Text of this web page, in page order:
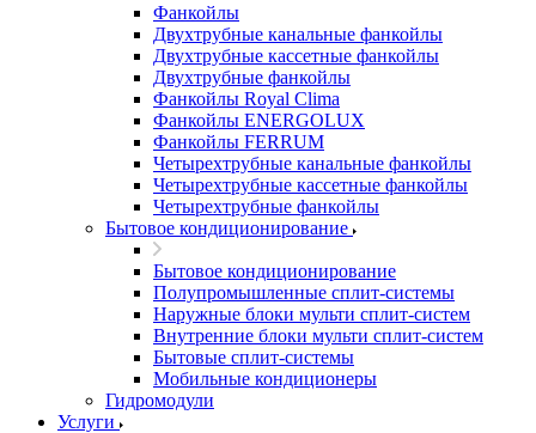
Фанкойлы
Двухтрубные канальные фанкойлы
Двухтрубные кассетные фанкойлы
Двухтрубные фанкойлы
Фанкойлы Royal Clima
Фанкойлы ENERGOLUX
Фанкойлы FERRUM
Четырехтрубные канальные фанкойлы
Четырехтрубные кассетные фанкойлы
Четырехтрубные фанкойлы
Бытовое кондиционирование
Бытовое кондиционирование
Полупромышленные сплит-системы
Наружные блоки мульти сплит-систем
Внутренние блоки мульти сплит-систем
Бытовые сплит-системы
Мобильные кондиционеры
Гидромодули
Услуги